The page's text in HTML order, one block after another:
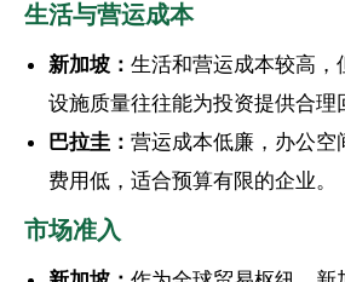
生活与营运成本
新加坡： 生活和营运成本较高，
设施质量往往能为投资提供合理
巴拉圭： 营运成本低廉，办公空
费用低，适合预算有限的企业。
市场准入